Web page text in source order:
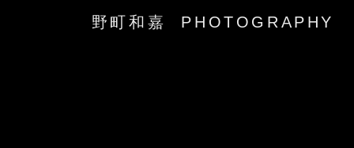
野町和嘉 PHOTOGRAPHY